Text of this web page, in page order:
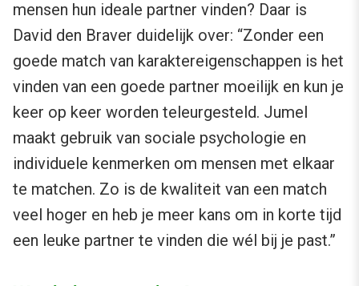
mensen hun ideale partner vinden? Daar is
David den Braver duidelijk over: “Zonder een
goede match van karaktereigenschappen is het
vinden van een goede partner moeilijk en kun je
keer op keer worden teleurgesteld. Jumel
maakt gebruik van sociale psychologie en
individuele kenmerken om mensen met elkaar
te matchen. Zo is de kwaliteit van een match
veel hoger en heb je meer kans om in korte tijd
een leuke partner te vinden die wél bij je past.”